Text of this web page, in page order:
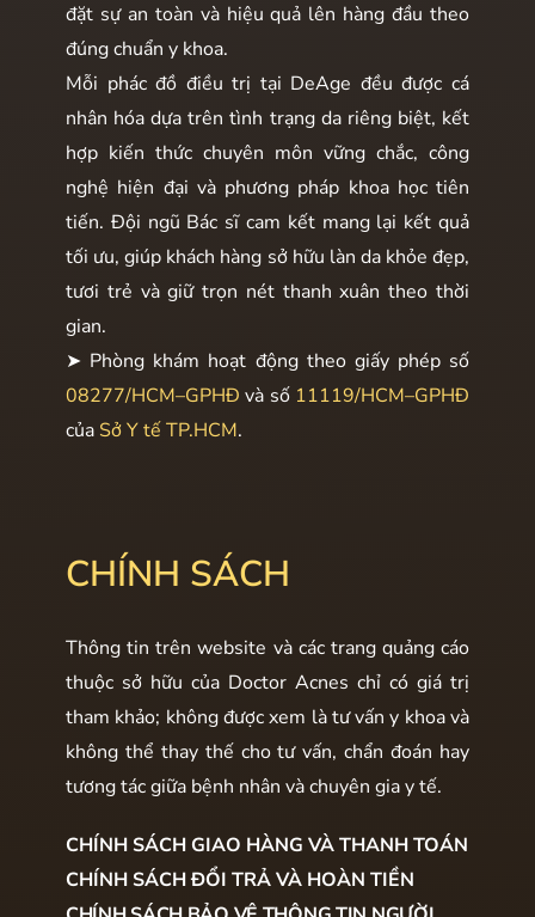
đặt sự an toàn và hiệu quả lên hàng đầu theo
đúng chuẩn y khoa.
Mỗi phác đồ điều trị tại DeAge đều được cá
nhân hóa dựa trên tình trạng da riêng biệt, kết
hợp kiến thức chuyên môn vững chắc, công
nghệ hiện đại và phương pháp khoa học tiên
tiến. Đội ngũ Bác sĩ cam kết mang lại kết quả
tối ưu, giúp khách hàng sở hữu làn da khỏe đẹp,
tươi trẻ và giữ trọn nét thanh xuân theo thời
gian.
➤ Phòng khám hoạt động theo giấy phép số
08277/HCM–GPHĐ và số 11119/HCM–GPHĐ
của Sở Y tế TP.HCM.
CHÍNH SÁCH
Thông tin trên website và các trang quảng cáo
thuộc sở hữu của Doctor Acnes chỉ có giá trị
tham khảo; không được xem là tư vấn y khoa và
không thể thay thế cho tư vấn, chẩn đoán hay
tương tác giữa bệnh nhân và chuyên gia y tế.
CHÍNH SÁCH GIAO HÀNG VÀ THANH TOÁN
CHÍNH SÁCH ĐỔI TRẢ VÀ HOÀN TIỀN